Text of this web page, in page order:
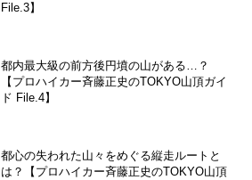
File.3】
都内最大級の前方後円墳の山がある…？
【プロハイカー斉藤正史のTOKYO山頂ガイ
ド File.4】
都心の失われた山々をめぐる縦走ルートと
は？【プロハイカー斉藤正史のTOKYO山頂